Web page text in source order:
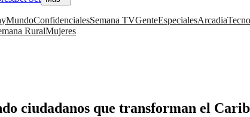
MundoConfidencialesSemana TVGenteEspecialesArcadia
RuralMujeres
ciudadanos que transforman el